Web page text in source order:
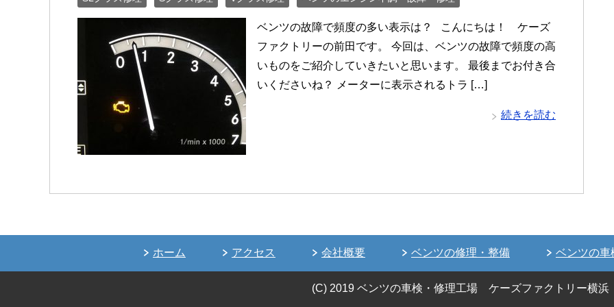
ベンツの故障で頻度の多い表示は？ こんにちは！ ケーズ
ファクトリーの前田です。 今回は、ベンツの故障で頻度の高
いものをご紹介していきたいと思います。 最後までお付き合
いくださいね？ メーターに表示されるトラ […]
続きを読む
ホーム アクセス 会社概要 ベンツの修理・整備 ベンツの車
(C) 2019 ベンツの車検・修理工場 ケーズファクトリー横浜